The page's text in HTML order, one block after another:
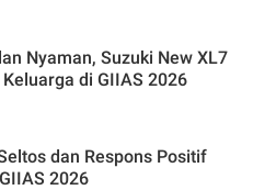
Nyaman, Suzuki New XL7
di GIIAS 2026
dan Respons Positif
2026